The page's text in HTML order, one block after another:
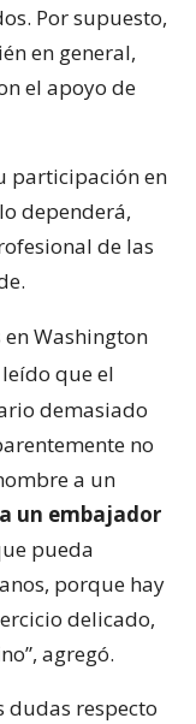
Por supuesto,
en general,
el apoyo de
participación en
dependerá,
de las
Washington
leído que el
demasiado
no
a un
un embajador
pueda
porque hay
delicado,
agregó.
dudas respecto